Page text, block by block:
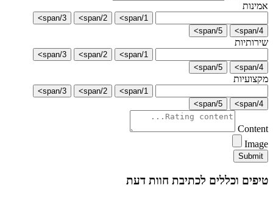
אמינות
1/span>
2/span>
3/span>
4/span>
5/span>
שירותיות
1/span>
2/span>
3/span>
4/span>
5/span>
מקצועיות
1/span>
2/span>
3/span>
4/span>
5/span>
Content
Image
Submit
טיפים וכללים לכתיבת חוות דעת